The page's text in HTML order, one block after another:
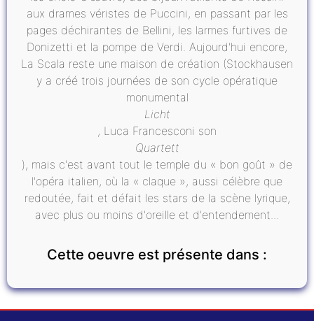
aux drames véristes de Puccini, en passant par les
pages déchirantes de Bellini, les larmes furtives de
Donizetti et la pompe de Verdi. Aujourd'hui encore,
La Scala reste une maison de création (Stockhausen
y a créé trois journées de son cycle opératique
monumental
Licht
, Luca Francesconi son
Quartett
), mais c'est avant tout le temple du « bon goût » de
l'opéra italien, où la « claque », aussi célèbre que
redoutée, fait et défait les stars de la scène lyrique,
avec plus ou moins d'oreille et d'entendement...
Cette oeuvre est présente dans :